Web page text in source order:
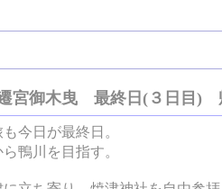
宮御木曳 最終日(３日目)
今日が最終日。
鴨川を目指す。